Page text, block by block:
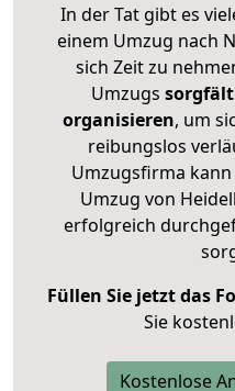
In der Tat gibt es
einem Umzug nach
sich Zeit zu
Umzugs
organisieren, um
reibungslos
Umzugsfirma
Umzug von
erfolgreich
Füllen Sie jetzt das
Sie
Kostenlose